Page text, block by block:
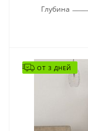
Глубина
ОТ 3 ДНЕЙ